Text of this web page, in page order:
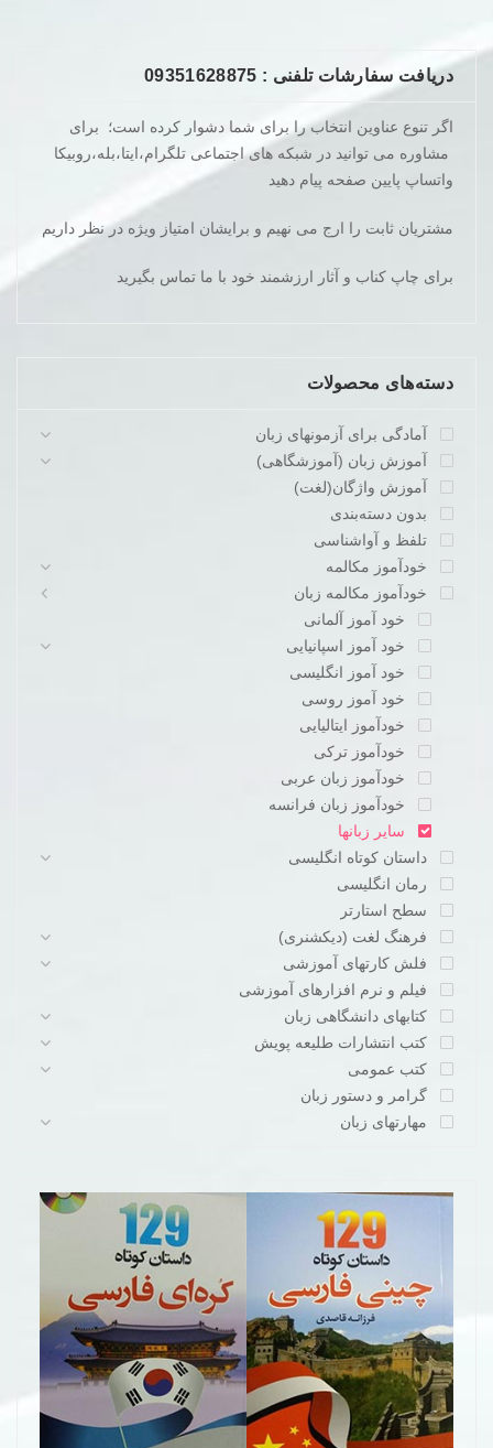
دریافت سفارشات تلفنی : 09351628875
اگر تنوع عناوین انتخاب را برای شما دشوار کرده است؛ برای
مشاوره می توانید در شبکه های اجتماعی تلگرام،ایتا،بله،روبیکا
واتساپ پایین صفحه پیام دهید
مشتریان ثابت را ارج می نهیم و برایشان امتیاز ویژه در نظر داریم
برای چاپ کناب و آثار ارزشمند خود با ما تماس بگیرید
دسته‌های محصولات
آمادگی برای آزمونهای زبان
آموزش زبان (آموزشگاهی)
آموزش واژگان(لغت)
بدون دسته‌بندی
تلفظ و آواشناسی
خودآموز مکالمه
خودآموز مکالمه زبان
خود آموز آلمانی
خود آموز اسپانیایی
خود آموز انگلیسی
خود آموز روسی
خودآموز ایتالیایی
خودآموز ترکی
خودآموز زبان عربی
خودآموز زبان فرانسه
سایر زبانها
داستان کوتاه انگلیسی
رمان انگلیسی
سطح استارتر
فرهنگ لغت (دیکشنری)
فلش کارتهای آموزشی
فیلم و نرم افزارهای آموزشی
کتابهای دانشگاهی زبان
کتب انتشارات طلیعه پویش
کتب عمومی
گرامر و دستور زبان
مهارتهای زبان